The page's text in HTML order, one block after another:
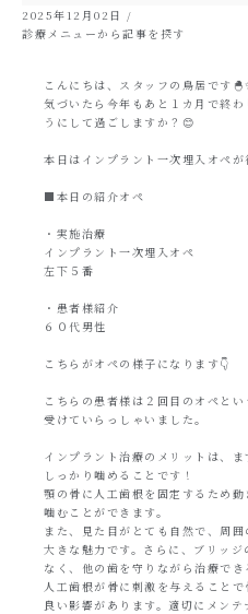
2025年12月02日 /
診療メニューから記事を探す
こんにちは、スタッフの鳥居です
気づいたら今年もあと１カ月で終
うにして過ごしますか？😊
本日はインプラント一次埋入オペが
■本日の紹介オペ
・実施治療
インプラント一次埋入オペ
左下５番
・患者様紹介
６０代男性
こちらがオペの様子になります👇
こちらの患者様は２回目のオペと
受けていらっしゃいました。
インプラント治療のメリットは、
しっかり噛めることです！
顎の骨に人工歯根を固定するため
噛むことができます。
また、見た目がとても自然で、周
大きな魅力です。さらに、ブリッ
なく、他の歯を守りながら治療でき
人工歯根が骨に刺激を与えること
良い影響があります。適切にメン